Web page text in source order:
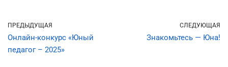
ПРЕДЫДУЩАЯ
Онлайн-конкурс «Юный
педагог – 2025»
СЛЕДУЮЩАЯ
Знакомьтесь — Юна!